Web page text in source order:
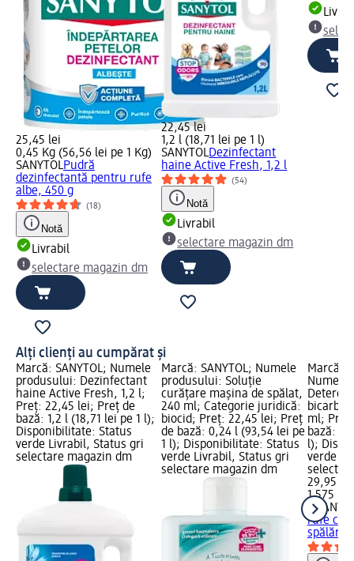
25,45 lei
0,45 Kg (56,56 lei pe 1 Kg)
SANYTOLPudră
dezinfectantă pentru rufe
albe, 450 g
(18)
Notă
Livrabil
selectare magazin dm
22,45 lei
1,2 l (18,71 lei pe 1 l)
SANYTOLDezinfectant
haine Active Fresh, 1,2 l
(54)
Notă
Livrabil
selectare magazin dm
Alți clienți au cumpărat și
Marcă: SANYTOL; Numele
produsului: Dezinfectant
haine Active Fresh, 1,2 l;
Preț: 22,45 lei; Preț de
bază: 1,2 l (18,71 lei pe 1 l);
Disponibilitate: Status
verde Livrabil, Status gri
selectare magazin dm
Marcă: SANYTOL; Numele
produsului: Soluţie
curăţare maşina de spălat,
240 ml; Categorie juridică:
biocid; Preț: 22,45 lei; Preț
de bază: 0,24 l (93,54 lei pe
1 l); Disponibilitate: Status
verde Livrabil, Status gri
selectare magazin dm
Marcă:
Numele
ml;
bază:
l);
verde
29,95 lei
1,575 l
rufe cu
spălări,